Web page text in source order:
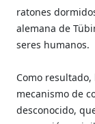
ratones
alemana de
seres humanos.
Como
mecanismo de
desconocido,